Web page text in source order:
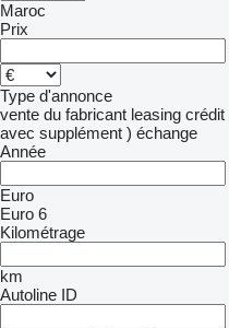
Maroc
Prix
Type d'annonce
vente du fabricant leasing crédit
avec supplément ) échange
Année
Euro
Euro 6
Kilométrage
km
Autoline ID